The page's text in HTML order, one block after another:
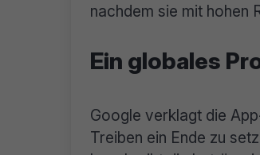
nachdem sie mit hohen
Ein globales
Google verklagt die
Treiben ein Ende zu